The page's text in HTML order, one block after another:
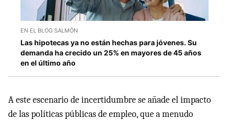
EN EL BLOG SALMÓN
Las hipotecas ya no están hechas para jóvenes. Su
demanda ha crecido un 25% en mayores de 45 años
en el último año
A este escenario de incertidumbre se añade el impacto
de las políticas públicas de empleo, que a menudo